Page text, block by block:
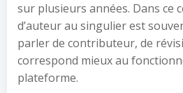
sur plusieurs années. Dans ce
d’auteur au singulier est
parler de contributeur, de
correspond mieux au
plateforme.